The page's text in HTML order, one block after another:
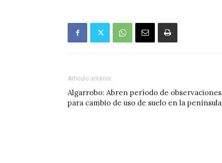
Artículo anterior
Algarrobo: Abren período de observaciones
para cambio de uso de suelo en la península